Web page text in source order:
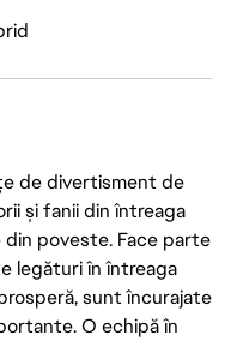
de divertisment de
și fanii din întreaga
poveste. Face parte
legături în întreaga
sunt încurajate
O echipă în